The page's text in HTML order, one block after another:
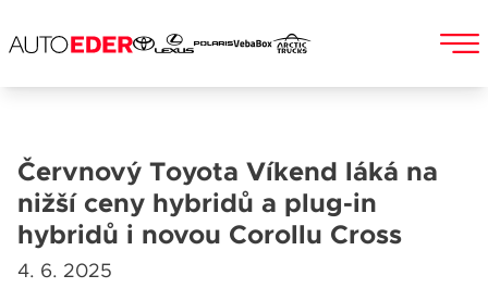
content
Červnový Toyota Víkend láká na
nižší ceny hybridů a plug-in
hybridů i novou Corollu Cross
4. 6. 2025
E-mail